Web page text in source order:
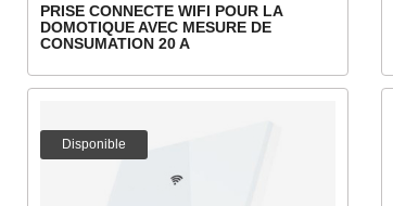
PRISE CONNECTE WIFI POUR LA
DOMOTIQUE AVEC MESURE DE
CONSUMATION 20 A
Disponible